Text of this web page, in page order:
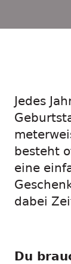
Menü
Jedes
besteht
eine
dabei
Du